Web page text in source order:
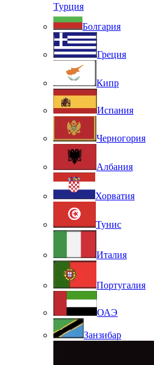
Турция
Болгария
Греция
Кипр
Испания
Черногория
Албания
Хорватия
Тунис
Италия
Португалия
ОАЭ
Занзибар